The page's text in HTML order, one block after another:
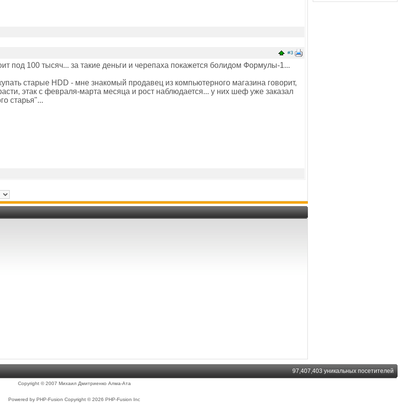
#3
под 100 тысяч... за такие деньги и черепаха покажется болидом Формулы-1...
старые HDD - мне знакомый продавец из компьютерного магазина говорит,
этак с февраля-марта месяца и рост наблюдается... у них шеф уже заказал
старья"...
97,407,403 уникальных посетителей
Copyright © 2007 Михаил Дмитриенко Алма-Ата
Powered by PHP-Fusion Copyright © 2026 PHP-Fusion Inc